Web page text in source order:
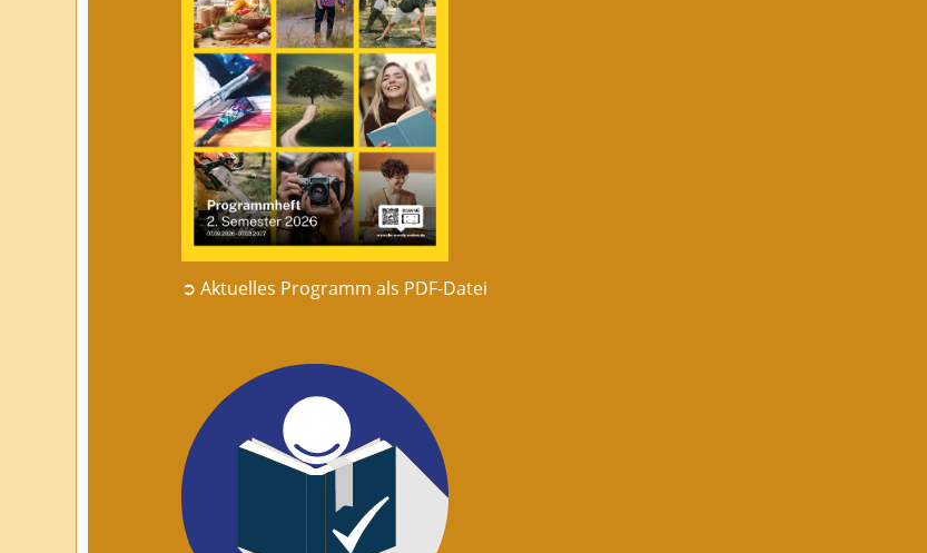
➲ Aktuelles Programm als PDF-Datei